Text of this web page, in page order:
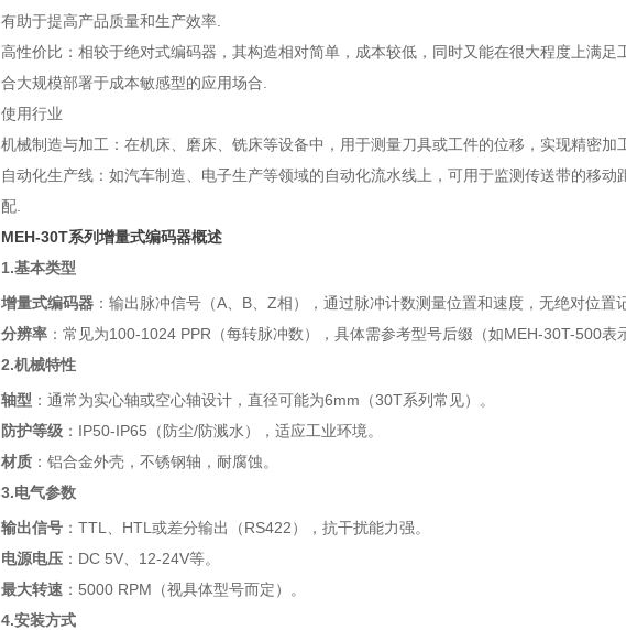
有助于提高产品质量和生产效率.
高性价比：相较于绝对式编码器，其构造相对简单，成本较低，同时又能在很大程度上满
合大规模部署于成本敏感型的应用场合.
使用行业
机械制造与加工：在机床、磨床、铣床等设备中，用于测量刀具或工件的位移，实现精密加
自动化生产线：如汽车制造、电子生产等领域的自动化流水线上，可用于监测传送带的移
配.
MEH-30T系列增量式编码器概述
1.基本类型
增量式编码器：输出脉冲信号（A、B、Z相），通过脉冲计数测量位置和速度，无绝对位置
分辨率：常见为100-1024 PPR（每转脉冲数），具体需参考型号后缀（如MEH-30T-500表
2.机械特性
轴型 ：通常为实心轴或空心轴设计，直径可能为6mm（30T系列常见）。
防护等级：IP50-IP65（防尘/防溅水），适应工业环境。
材质：铝合金外壳，不锈钢轴，耐腐蚀。
3.电气参数
输出信号：TTL、HTL或差分输出（RS422），抗干扰能力强。
电源电压：DC 5V、12-24V等。
最大转速：5000 RPM（视具体型号而定）。
4.安装方式